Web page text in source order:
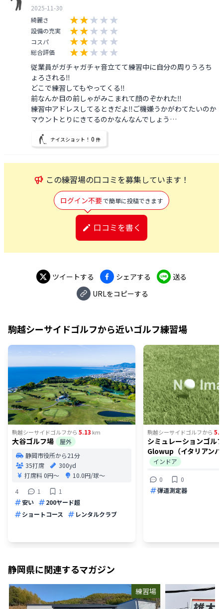
2025-11-30
綺麗さ
設備の充実
コスパ
総合評価
従業員がガチャガチャ音立てて練習中に自分の周りうろち
ょろされる‼️
どこで練習してもやってくる‼️
前なんか目の前しゃがみこまれて顔のぞかれた‼️
練習中アドレスしてるときだよ‼️ご機嫌うかがわてたいのか
ナイスショット！ 0 件
この練習場の口コミを募集しています！
ログイン不要で簡単に投稿できます
口コミを書く
ツイートする シェアする
送る
URLをコピーする
駒越シーサイドゴルフから近いゴルフ練習場
駒越シーサイドゴルフから 5.13 km
大谷ゴルフ場
屋外
静岡市役所から21分
35打席
300yd
打席料0円〜
10.0円/球〜
4
1
1
安い
200ヤード超
ショートコース
レンタルクラブ
駒越シーサイドゴルフから
シミュレーションゴル
Glowup（イタリアン
インドア
0
0
弾道測定器
静岡県に関連するマガジン
練習場